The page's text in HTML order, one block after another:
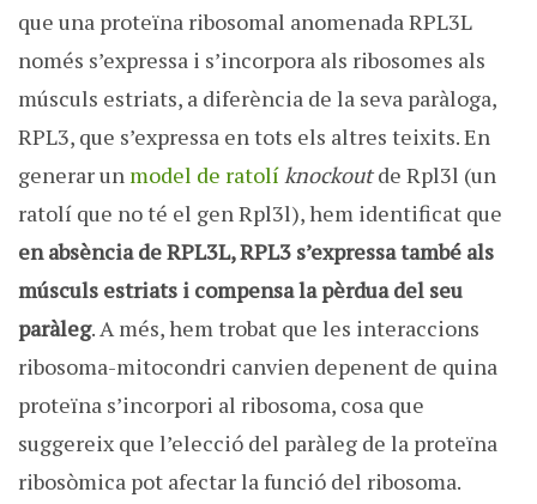
que una proteïna ribosomal anomenada RPL3L
només s’expressa i s’incorpora als ribosomes als
músculs estriats, a diferència de la seva paràloga,
RPL3, que s’expressa en tots els altres teixits. En
generar un model de ratolíknockoutde Rpl3l (un
ratolí que no té el gen Rpl3l), hem identificat que
en absència de RPL3L, RPL3 s’expressa també als
músculs estriats i compensa la pèrdua del seu
paràleg. A més, hem trobat que les interaccions
ribosoma-mitocondri canvien depenent de quina
proteïna s’incorpori al ribosoma, cosa que
suggereix que l’elecció del paràleg de la proteïna
ribosòmica pot afectar la funció del ribosoma.